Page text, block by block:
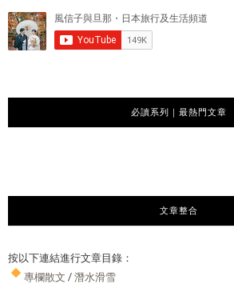
必讀系列｜最熱門文章
文章整合
按以下連結進行文章目錄：
專欄散文 /潛水滑雪